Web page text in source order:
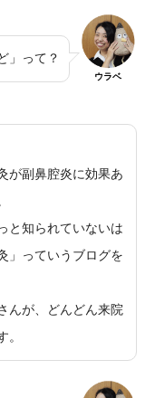
」って？
ウラベ
が副鼻腔炎に効果あ
と知られていないは
」っていうブログを
んが、どんどん来院
。